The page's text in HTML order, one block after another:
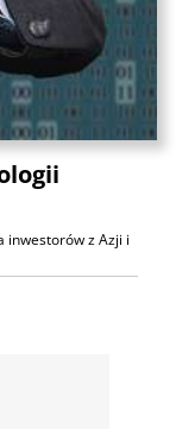
inwestorów z Azji i